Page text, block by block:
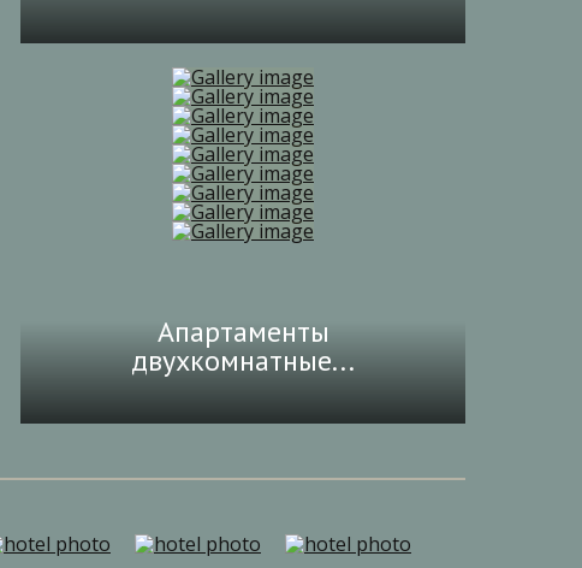
Апартаменты
двухкомнатные...